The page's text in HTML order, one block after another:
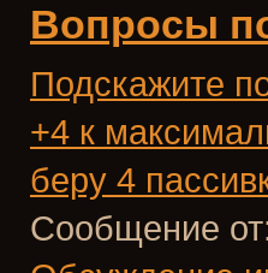
Вопросы
Подскажите
+4 к
беру 4
Сообщение